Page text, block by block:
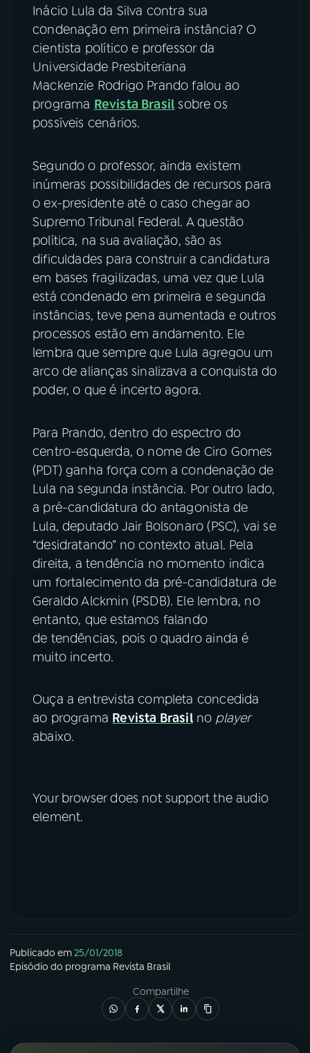
ACOMPANHE A RÁDIO NACIONAL
Instagram X
TikTok
Inácio Lula da Silva contra sua
condenação em primeira instância? O
cientista político e professor da
Universidade Presbiteriana
Mackenzie Rodrigo Prando falou ao
programa Revista Brasil sobre os
possíveis cenários.
Segundo o professor, ainda existem
inúmeras possibilidades de recursos para
o ex-presidente até o caso chegar ao
Supremo Tribunal Federal. A questão
política, na sua avaliação, são as
dificuldades para construir a candidatura
em bases fragilizadas, uma vez que Lula
está condenado em primeira e segunda
instâncias, teve pena aumentada e outros
processos estão em andamento. Ele
lembra que sempre que Lula agregou um
arco de alianças sinalizava a conquista do
poder, o que é incerto agora.
Para Prando, dentro do espectro do
centro-esquerda, o nome de Ciro Gomes
(PDT) ganha força com a condenação de
Lula na segunda instância. Por outro lado,
a pré-candidatura do antagonista de
Lula, deputado Jair Bolsonaro (PSC), vai se
“desidratando” no contexto atual. Pela
direita, a tendência no momento indica
um fortalecimento da pré-candidatura de
Geraldo Alckmin (PSDB). Ele lembra, no
entanto, que estamos falando
de tendências, pois o quadro ainda é
muito incerto.
Ouça a entrevista completa concedida
ao programa Revista Brasilno player
abaixo.
Your browser does not support the audio
element.
Publicado em25/01/2018
Episódio do programa Revista Brasil
Compartilhe